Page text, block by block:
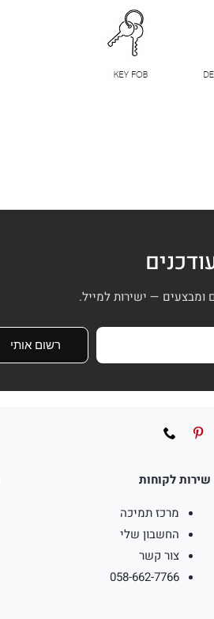
ומבצעים — ישירות למייל.
רשום אותי
שירות לקוחות
מרכז תמיכה
החשבון שלי
צור קשר
058-662-7766